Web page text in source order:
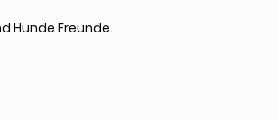
Hunde Freunde.